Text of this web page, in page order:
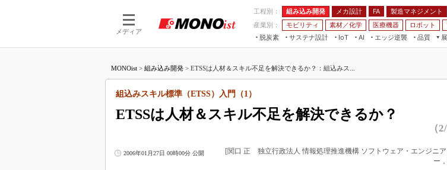
メディア
工程別： 組み込み開発 メカ設計 FA 製造マネジメント
産業別：
モビリティ 素材／化学 医療機器 ロボット
脱炭素
サステナ設計
IoT
つながる工場
つながるサービス
AI
AI×設備保全
エッジ逆襲 品質
JIMTOF
IIFES
ジャパンモビリティショー
つながるクルマ
フィールドサービス
モビリティ
MONOist > 組み込み開発 > ETSSは人材＆スキル不足を解決できるか？：組込みス...
ETSSは人材＆スキル不足を解決できるか？
組込みスキル標準（ETSS）入門（1）
（
2006年01月27日 00時00分 公開
[関口 正 独立行政法人 情報処理推進機構 ソフトウェア・エンジニ
ー，